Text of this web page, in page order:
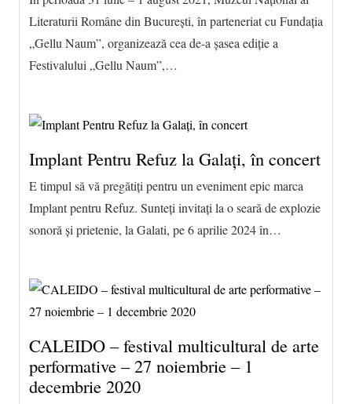
Literaturii Române din București, în parteneriat cu Fundaţia
„Gellu Naum”, organizează cea de-a șasea ediție a
Festivalului „Gellu Naum”,…
Implant Pentru Refuz la Galați, în concert
E timpul să vă pregătiți pentru un eveniment epic marca
Implant pentru Refuz. Sunteți invitați la o seară de explozie
sonoră și prietenie, la Galati, pe 6 aprilie 2024 în…
CALEIDO – festival multicultural de arte
performative – 27 noiembrie – 1
decembrie 2020